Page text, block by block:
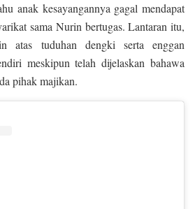
anak kesayangannya gagal mendapat
sama Nurin bertugas. Lantaran itu,
atas tuduhan dengki serta enggan
meskipun telah dijelaskan bahawa
pihak majikan.